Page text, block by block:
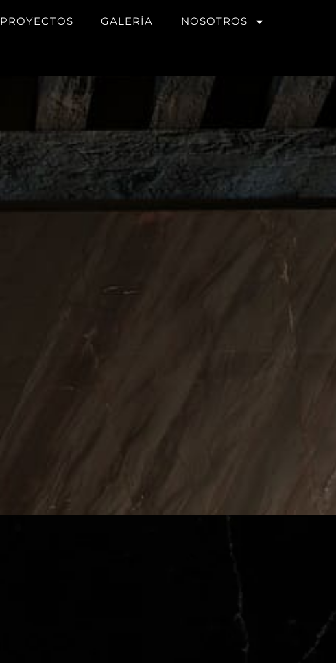
PROYECTOS GALERÍA NOSOTROS